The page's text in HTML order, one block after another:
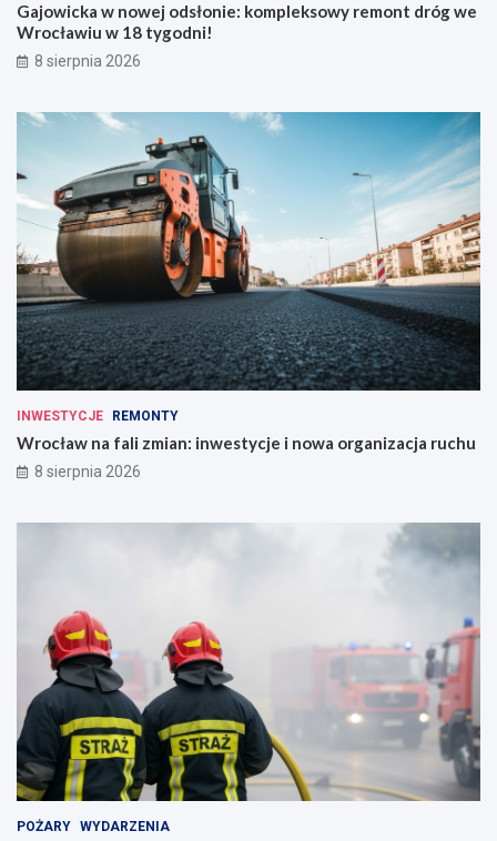
Gajowicka w nowej odsłonie: kompleksowy remont dróg we
Wrocławiu w 18 tygodni!
8 sierpnia 2026
INWESTYCJE REMONTY
Wrocław na fali zmian: inwestycje i nowa organizacja ruchu
8 sierpnia 2026
POŻARY WYDARZENIA